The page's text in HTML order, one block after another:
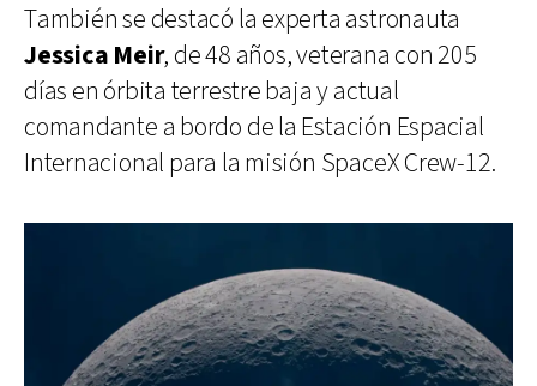
También se destacó la experta astronauta
Jessica Meir, de 48 años, veterana con 205
días en órbita terrestre baja y actual
comandante a bordo de la Estación Espacial
Internacional para la misión SpaceX Crew-12.